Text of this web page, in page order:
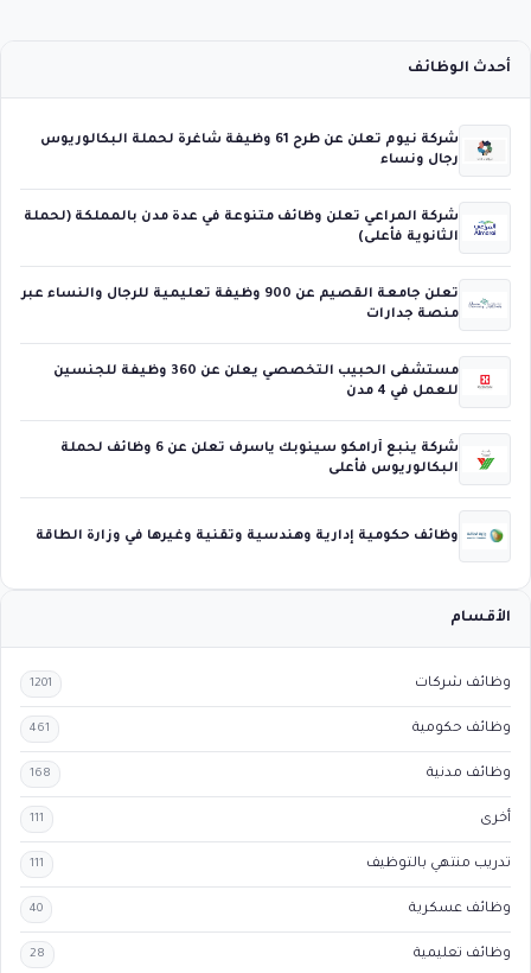
أحدث الوظائف
شركة نيوم تعلن عن طرح 61 وظيفة شاغرة لحملة البكالوريوس
رجال ونساء
شركة المراعي تعلن وظائف متنوعة في عدة مدن بالمملكة (لحملة
الثانوية فأعلى)
تعلن جامعة القصيم عن 900 وظيفة تعليمية للرجال والنساء عبر
منصة جدارات
مستشفى الحبيب التخصصي يعلن عن 360 وظيفة للجنسين
للعمل في 4 مدن
شركة ينبع أرامكو سينوبك ياسرف تعلن عن 6 وظائف لحملة
البكالوريوس فأعلى
وظائف حكومية إدارية وهندسية وتقنية وغيرها في وزارة الطاقة
الأقسام
وظائف شركات 1201
وظائف حكومية 461
وظائف مدنية 168
أخرى 111
تدريب منتهي بالتوظيف 111
وظائف عسكرية 40
وظائف تعليمية 28